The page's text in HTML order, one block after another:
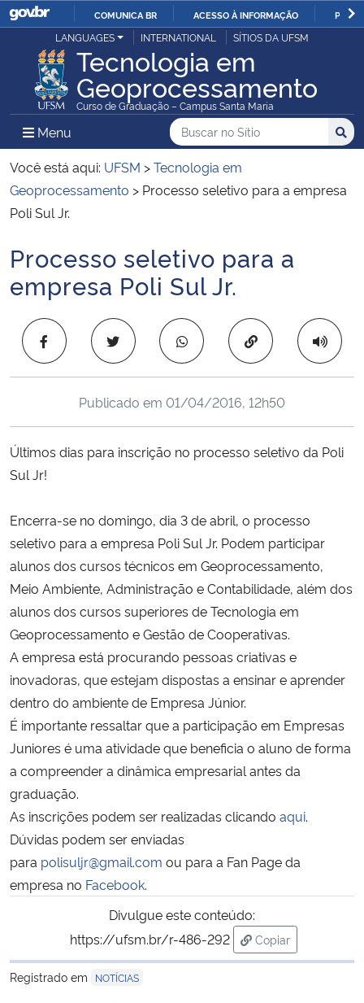
IR
PARA
O
CONTEÚDO
COMUNICA BR ACESSO À INFORMAÇÃO
Ministério da Justiça e Segurança Pública
Ministério da Defesa
Ministério das Relações Exteriores
Ministério da Economia
Ministério da Infraestrutura
Ministério da Agricultura, Pecuária e Abastecimento
Ministério da Educação
Ministério da Cidadania
Ministério de Minas e Energia
Ministério do Meio Ambiente
Ministério do Turismo
Ministério do Desenvolvimento Regional
Controladoria-Geral da União
Ministério da Mulher, da Família e dos Direitos Humanos
Secretaria-Geral
Secretaria de Governo
Gabinete de Segurança Institucional
Advocacia-Geral da União
Banco Central do Brasil
Planalto
LANGUAGES INTERNATIONAL SÍTIOS DA UFSM
Tecnologia em
Geoprocessamento
Curso de Graduação – Campus Santa Maria
Menu Menu Principal do Sítio
Busca
Buscar no no Sítio
Busca:
Você está aqui: UFSM >Tecnologia em
Geoprocessamento > Processo seletivo para a empresa
Poli Sul Jr.
Início do conteúdo
Processo seletivo para a
empresa Poli Sul Jr.
Copiar para área
Publicado em 01/04/2016, 12h50
Últimos dias para inscrição no processo seletivo da Poli
Sul Jr!
Encerra-se no domingo, dia 3 de abril, o processo
seletivo para a empresa Poli Sul Jr. Podem participar
alunos dos cursos técnicos em Geoprocessamento,
Meio Ambiente, Administração e Contabilidade, além dos
alunos dos cursos superiores de Tecnologia em
Geoprocessamento e Gestão de Cooperativas.
A empresa está procurando pessoas criativas e
inovadoras, que estejam dispostas a ensinar e aprender
dentro do ambiente de Empresa Júnior.
É importante ressaltar que a participação em Empresas
Juniores é uma atividade que beneficia o aluno de forma
a compreender a dinâmica empresarial antes da
graduação.
As inscrições podem ser realizadas clicando aqui.
Dúvidas podem ser enviadas
para polisuljr@gmail.com ou para a Fan Page da
empresa no Facebook.
Divulgue este conteúdo:
https://ufsm.br/r-486-292
Copiar
para área de
Registrado em
NOTÍCIAS